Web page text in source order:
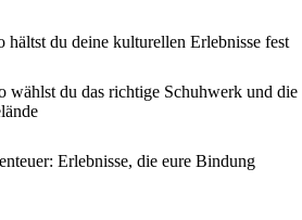
hältst du deine kulturellen Erlebnisse fest
wählst du das richtige Schuhwerk und die
Erlebnisse, die eure Bindung